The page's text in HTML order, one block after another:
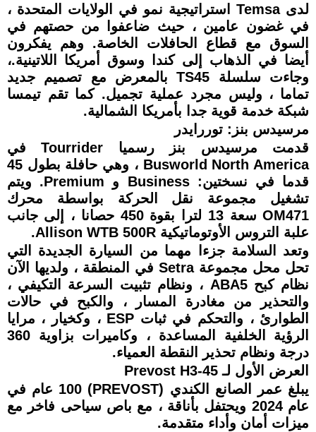
لدى Temsa استراتيجية نمو في الولايات المتحدة ،
في غضون عامين ، حيث ضاعفوا من حصتهم في
السوق مع قطاع الحافلات الخاصة. وهم يفكرون
أيضا في الذهاب إلى كندا وسوق أمريكا اللاتينية.،
وجاءت سلسلة TS45 بالمعرض مع تصميم جديد
تماما ، وليس مجرد عملية تجميل. كما تقم تيمسا
شبكة خدمة قوية جدا بأمريكا الشمالية.
مرسيدس بنز: توررايدر
قدمت مرسيدس بنز رسميا Tourrider في
Busworld North America ، وهي حافلة بطول 45
قدما في نسختين: Business و Premium. ويتم
تشغيل مجموعة نقل الحركة بواسطة محرك
OM471 سعة 13 لترا بقوة 450 حصانا ، إلى جانب
علبة التروس الأوتوماتيكية Allison WTB 500R.
وتعد السلامة جزءا مهما من السيارة الجديدة التي
تحل محل مجموعة Setra في المنطقة ، ولديها الآن
نظام كبح ABA5 ، ونظام تثبيت السرعة التكيفي ،
والتحذير من مغادرة المسار ، والكبح في حالات
الطوارئ ، والتحكم في ثبات ESP ، وكخيار ، مرايا
الرؤية الخلفية المساعدة ، وكاميرات بزاوية 360
درجة ونظام تحذير النقطة العمياء.
العرض الأول لـ Prevost H3-45
يبلغ عمر الصانع الكندي (PREVOST) 100 عام في
عام 2024 ويحتفل بأناقة ، مع باص سياحى فاخر مع
ميزات أمان وأداء متقدمة.